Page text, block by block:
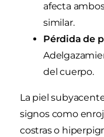
afecta
similar.
Pérdida de
del cuerpo.
La piel
signos como
costras o